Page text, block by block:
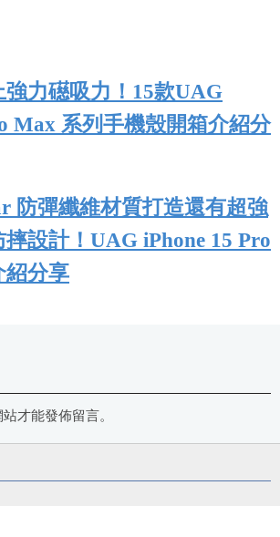
力礠吸力！15款UAG
Max 系列手機殼開箱介紹分
防彈纖維材質打造還有超強
設計！UAG iPhone 15 Pro
紹分享
站才能發佈留言。